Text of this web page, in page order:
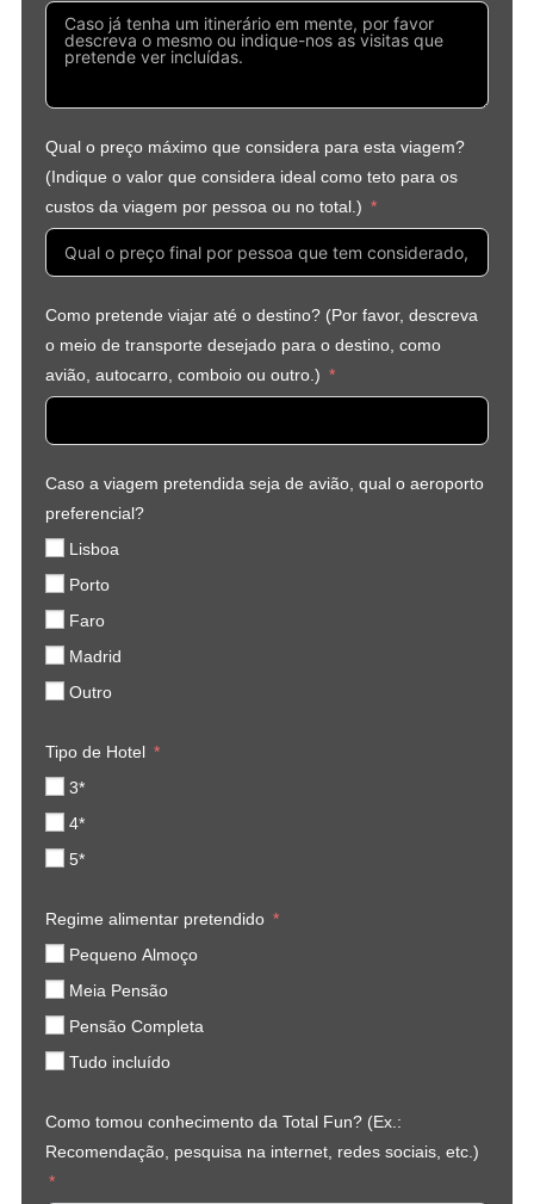
Qual o preço máximo que considera para esta viagem?
(Indique o valor que considera ideal como teto para os
custos da viagem por pessoa ou no total.)
Como pretende viajar até o destino? (Por favor, descreva
o meio de transporte desejado para o destino, como
avião, autocarro, comboio ou outro.)
Caso a viagem pretendida seja de avião, qual o aeroporto
preferencial?
Lisboa
Porto
Faro
Madrid
Outro
Tipo de Hotel
3*
4*
5*
Regime alimentar pretendido
Pequeno Almoço
Meia Pensão
Pensão Completa
Tudo incluído
Como tomou conhecimento da Total Fun? (Ex.:
Recomendação, pesquisa na internet, redes sociais, etc.)